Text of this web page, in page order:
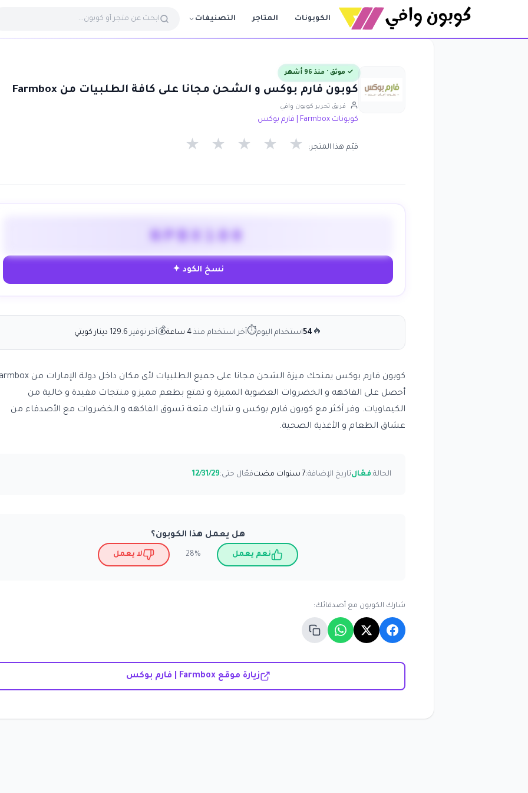
الكوبونات المتاجر التصنيفات
✓ موثق · منذ 96 أشهر
كوبون فارم بوكس و الشحن مجانا على كافة الطلبيات من Farmbox
فريق تحرير كوبون وافي
كوبونات Farmbox | فارم بوكس
قيّم هذا المتجر: ★ ★ ★ ★ ★
NPBX180
نسخ الكود ✦
🔥
54استخدام اليوم⏱آخر استخدام منذ 4 ساعة 💰آخر توفير 129.6 دينار كويتي
أحصل على الفاكهه و الخضروات العضوية المميزة و تمتع بطعم مميز و منتجات مفيدة و خالية من
الكيماويات. وفر أكثر مع كوبون فارم بوكس و شارك متعة تسوق الفاكهه و الخضروات مع الأصدقاء من
عشاق الطعام و الأغذية الصحية.
الحالة:فعّالتاريخ الإضافة: 7 سنوات مضت فعّال حتى:12/31/29
هل يعمل هذا الكوبون؟
نعم يعمل 28% لا يعمل
شارك الكوبون مع أصدقائك:
زيارة موقع Farmbox | فارم بوكس